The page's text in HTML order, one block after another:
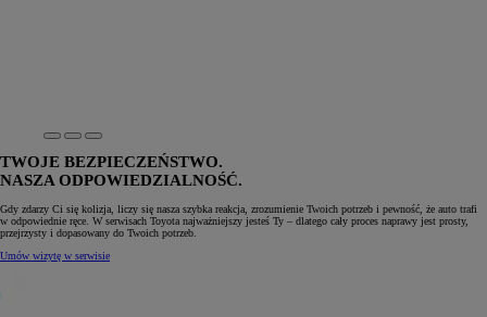
TWOJE BEZPIECZEŃSTWO.
NASZA ODPOWIEDZIALNOŚĆ.
Gdy zdarzy Ci się kolizja, liczy się nasza szybka reakcja, zrozumienie Twoich potrzeb i pewność, że auto trafi
w odpowiednie ręce. W serwisach Toyota najważniejszy jesteś Ty – dlatego cały proces naprawy jest prosty,
przejrzysty i dopasowany do Twoich potrzeb.
Umów wizytę w serwisie